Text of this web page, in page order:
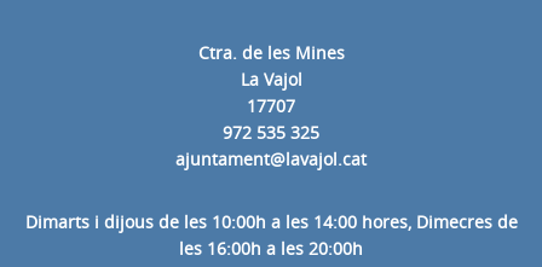
Ctra. de les Mines
La Vajol
17707
972 535 325
ajuntament@lavajol.cat
Dimarts i dijous de les 10:00h a les 14:00 hores, Dimecres de
les 16:00h a les 20:00h